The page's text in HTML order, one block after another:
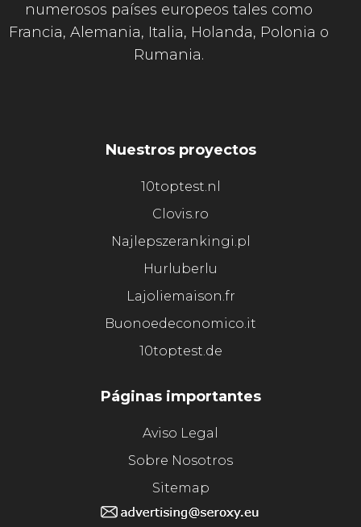
numerosos países europeos tales como
Francia, Alemania, Italia, Holanda, Polonia o
Rumania.
Nuestros proyectos
10toptest.nl
Clovis.ro
Najlepszerankingi.pl
Hurluberlu
Lajoliemaison.fr
Buonoedeconomico.it
10toptest.de
Páginas importantes
Aviso Legal
Sobre Nosotros
Sitemap